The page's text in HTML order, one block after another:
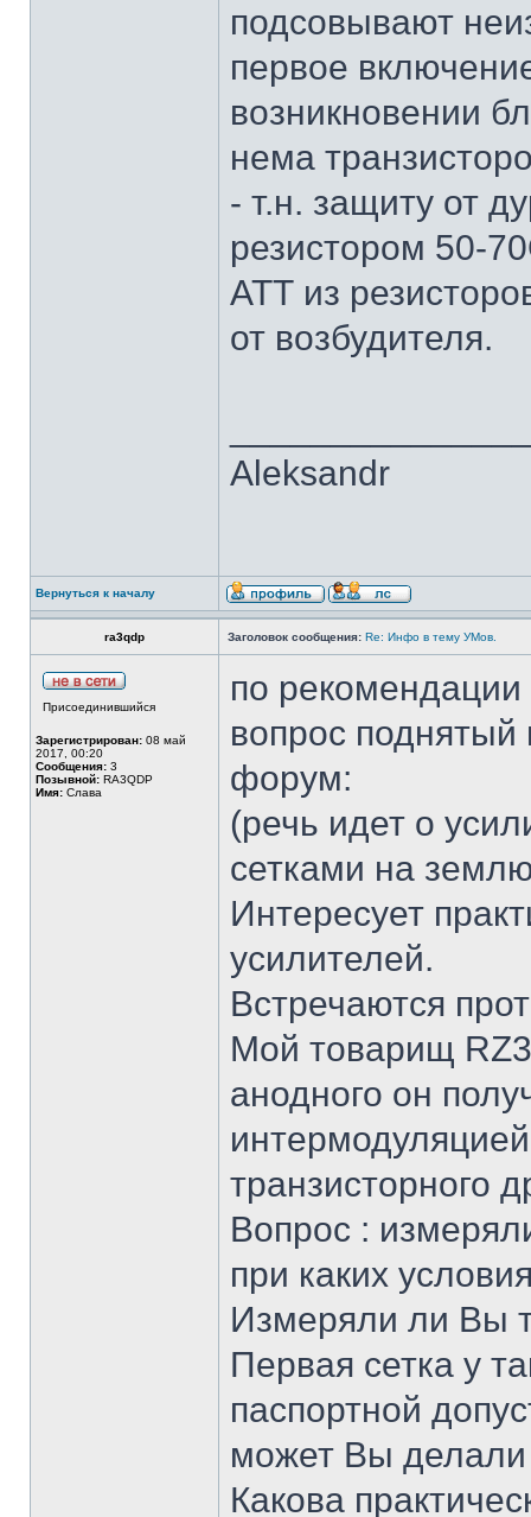
подсовывают
первое
возникновении
нема
- т.н. защиту от
резистором 50-
АТТ из
от возбудителя.
Aleksandr
Вернуться к началу
ra3qdp Заголовок сообщения: Re: Инфо в тему УМов.
Присоединившийся
Зарегистрирован: 08 май
2017, 00:20
Сообщения: 3
Позывной: RA3QDP
Имя: Слава
по
вопрос
форум:
(речь идет о
сетками на
Интересует
усилителей.
Встречаются
Мой товарищ
анодного он
транзисторного
Вопрос :
при каких
Измеряли ли Вы
Первая сетка у
паспортной
может Вы делали
Какова